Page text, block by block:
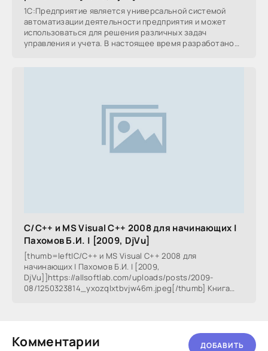
1С:Предприятие является универсальной системой
автоматизации деятельности предприятия и может
использоваться для решения различных задач
управления и учета. В настоящее время разработано
C/C++ и МS Visual C++ 2008 для начинающих |
Пахомов Б.И. | [2009, DjVu]
[thumb=left|C/C++ и МS Visual C++ 2008 для
начинающих | Пахомов Б.И. | [2009,
DjVu]]https://allsoftlab.com/uploads/posts/2009-
08/1250323814_yxozqlxtbvjw46m.jpeg[/thumb] Книга
Комментарии ДОБАВИТЬ